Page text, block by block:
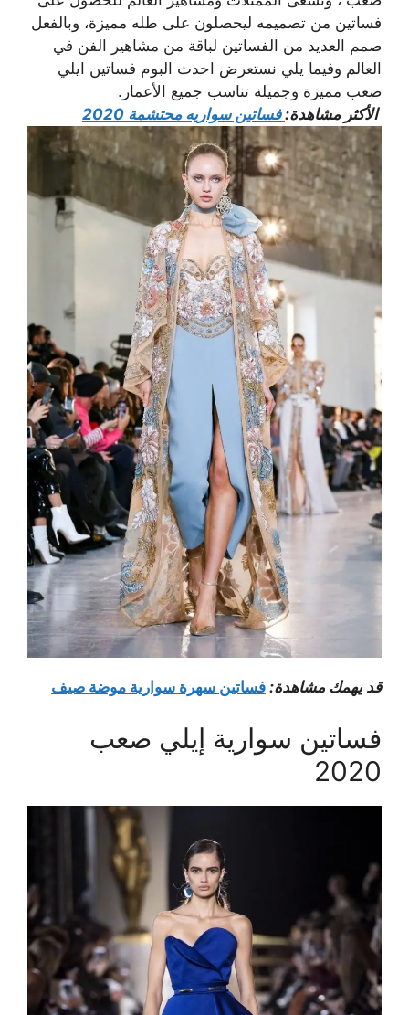
فساتين من تصميمه ليحصلون على طله مميزة، وبالفعل
صمم العديد من الفساتين لباقة من مشاهير الفن في
العالم وفيما يلي نستعرض احدث البوم فساتين ايلي
صعب مميزة وجميلة تناسب جميع الأعمار.
الأكثر مشاهدة: فساتين سواريه محتشمة 2020
قد يهمك مشاهدة: فساتين سهرة سوارية موضة صيف
فساتين سوارية إيلي صعب
2020